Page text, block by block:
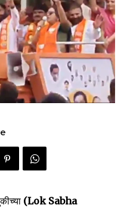
(Lok Sabha